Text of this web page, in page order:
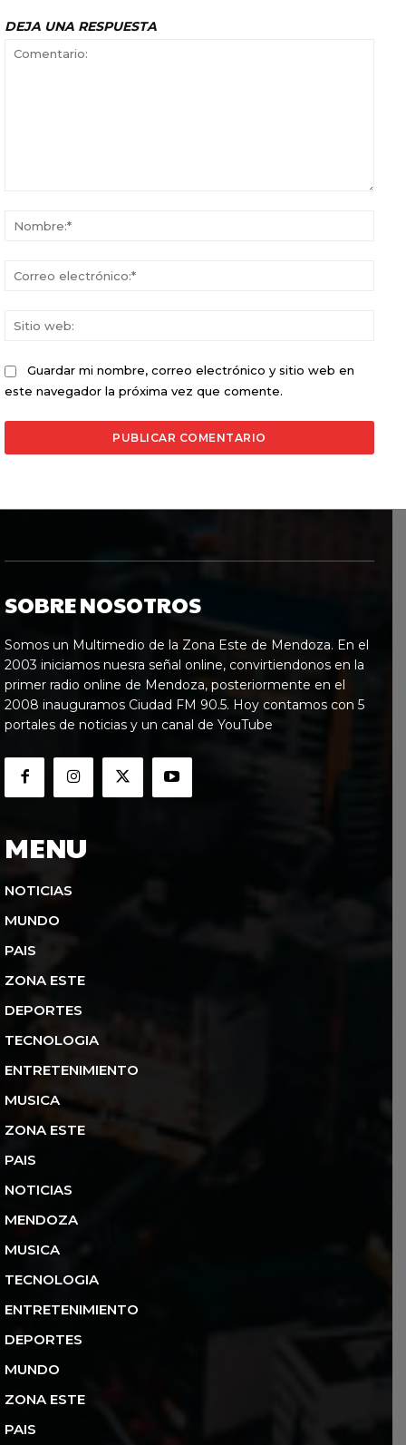
DEJA UNA RESPUESTA
Guardar mi nombre, correo electrónico y sitio web en
este navegador la próxima vez que comente.
SOBRE NOSOTROS
Somos un Multimedio de la Zona Este de Mendoza. En el
2003 iniciamos nuesra señal online, convirtiendonos en la
primer radio online de Mendoza, posteriormente en el
2008 inauguramos Ciudad FM 90.5. Hoy contamos con 5
portales de noticias y un canal de YouTube
MENU
NOTICIAS
MUNDO
PAIS
ZONA ESTE
DEPORTES
TECNOLOGIA
ENTRETENIMIENTO
MUSICA
ZONA ESTE
PAIS
NOTICIAS
MENDOZA
MUSICA
TECNOLOGIA
ENTRETENIMIENTO
DEPORTES
MUNDO
ZONA ESTE
PAIS